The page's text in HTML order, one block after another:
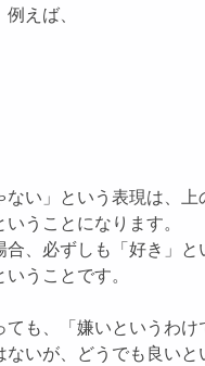
えば、
い」という表現は、
うことになります。
合、必ずしも「好き」
うことです。
も、「嫌いというわけ
いが、どうでも良いと